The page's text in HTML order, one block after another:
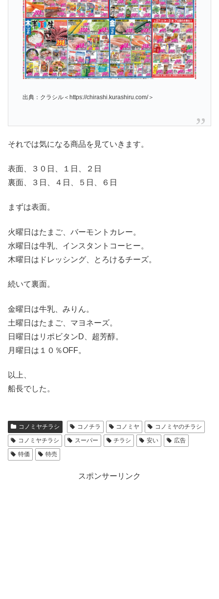
出典：クラシル＜https://chirashi.kurashiru.com/＞
それでは気になる商品を見ていきます。
表面、３０日、１日、２日
裏面、３日、４日、５日、６日
まずは表面。
火曜日はたまご、バーモントカレー。
水曜日は牛乳、インスタントコーヒー。
木曜日はドレッシング、とろけるチーズ。
続いて裏面。
金曜日は牛乳、みりん。
土曜日はたまご、マヨネーズ。
日曜日はリポビタンD、超芳醇。
月曜日は１０％OFF。
以上、
船長でした。
コノミヤチラシ コノチラ コノミヤ
コノミヤのチラシ
コノミヤチラシ
スーパー チラシ 安い
広告
特価
特売
スポンサーリンク